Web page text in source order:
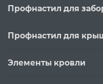
Профнастил для
Профнастил для
Элементы кровли